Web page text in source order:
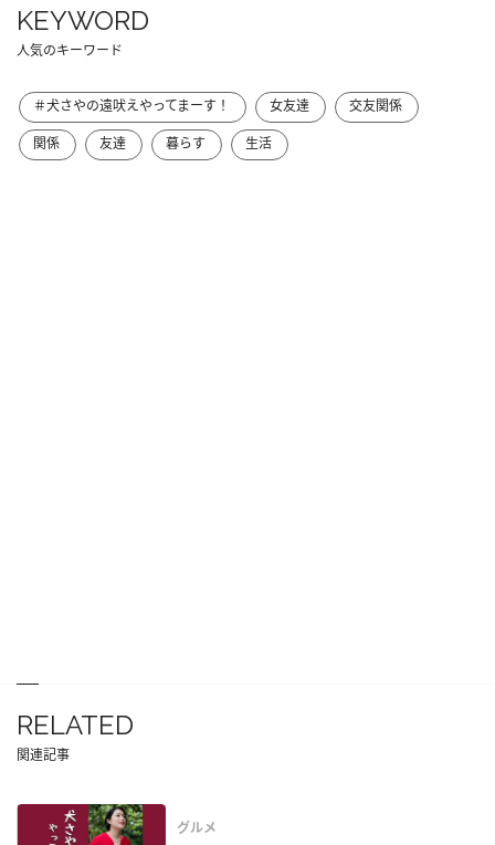
KEYWORD
人気のキーワード
＃犬さやの遠吠えやってまーす！ 女友達
交友関係
関係
友達 暮らす 生活
RELATED
関連記事
グルメ